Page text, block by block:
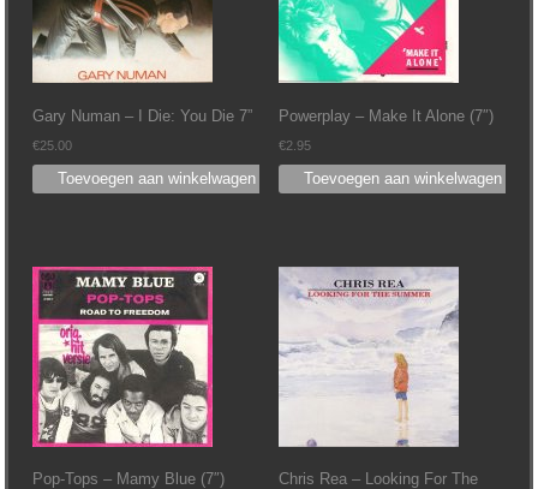
Gary Numan – I Die: You Die 7”
€25.00
Toevoegen aan winkelwagen
Powerplay – Make It Alone (7″)
€2.95
Toevoegen aan winkelwagen
Pop-Tops ‎– Mamy Blue (7″)
Chris Rea ‎– Looking For The